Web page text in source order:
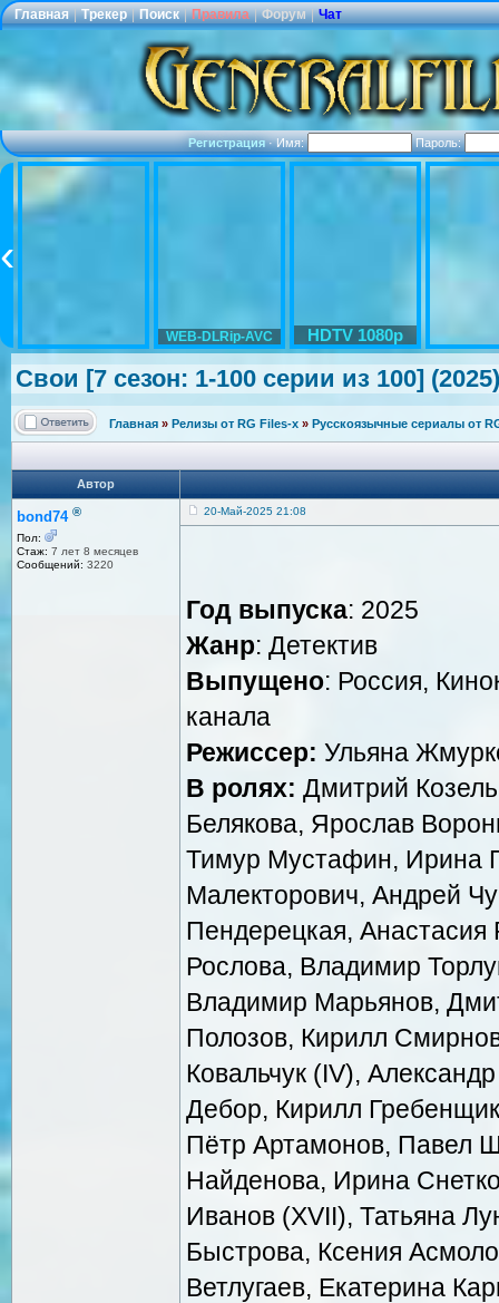
Главная | Трекер | Поиск | Правила | Форум | Чат
Регистрация·Имя: Пароль:
WEB-DLRip-AVC HDTV 1080p
Свои [7 сезон: 1-100 серии из 100]
Главная » Релизы от RG Files-x » Русскоязычные сериалы от
Автор
bond74 ®
Пол:
Стаж: 7 лет 8 месяцев
Сообщений: 3220
20-Май-2025 21:08
Год выпуска: 2025
Жанр: Детектив
Выпущено: Россия,
канала
Режиссер: Ульяна
В ролях: Дмитрий
Белякова, Ярослав
Тимур Мустафин, Ирина
Малекторович, Андрей
Пендерецкая,
Рослова, Владимир
Владимир Марьянов,
Полозов, Кирилл
Ковальчук (IV),
Дебор, Кирилл
Пётр Артамонов, Павел
Найденова, Ирина
Иванов (XVII), Татьяна
Быстрова, Ксения
Ветлугаев, Екатерина